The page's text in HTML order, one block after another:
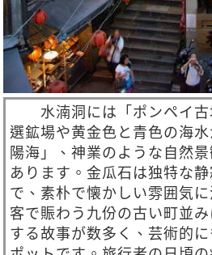
水湳洞には「ポンペイ古
選鉱場や黄金色と青色の海
陽海」、神業のような自然
あります。金瓜石は独特な
で、素朴で懐かしい雰囲気
客で賑わう九份の古い町並
する故事が数多く、芸術的